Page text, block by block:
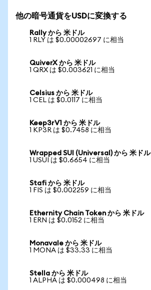
他の暗号通貨をUSDに変換する
Rally から 米ドル
1 RLY は $0.00002697 に相当
QuiverX から 米ドル
1 QRX は $0.003621 に相当
Celsius から 米ドル
1 CEL は $0.0117 に相当
Keep3rV1 から 米ドル
1 KP3R は $0.7458 に相当
Wrapped SUI (Universal) から 米ドル
1 USUI は $0.6654 に相当
Stafi から 米ドル
1 FIS は $0.002259 に相当
Ethernity Chain Token から 米ドル
1 ERN は $0.0152 に相当
Monavale から 米ドル
1 MONA は $33.33 に相当
Stella から 米ドル
1 ALPHA は $0.000498 に相当